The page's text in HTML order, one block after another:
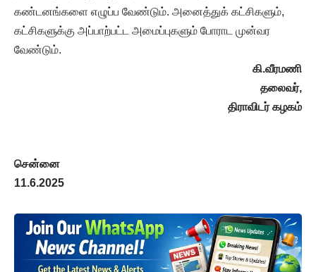
கண்டனங்களை எழுப்ப வேண்டும். அனைத்துக் கட்சிகளும்,
கட்சிகளுக்கு அப்பாற்பட்ட அமைப்புகளும் போராட முன்வர
வேண்டும்.
கி.வீரமணி
தலைவர்,
திராவிடர் கழகம்
சென்னை
11.6.2025